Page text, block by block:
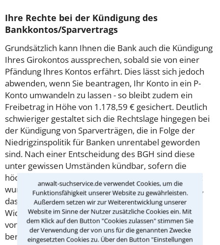
anwalt-suchservice.de verwendet Cookies, um die
Funktionsfähigkeit unserer Website zu gewährleisten.
Außerdem setzen wir zur Weiterentwicklung unserer
Website im Sinne der Nutzer zusätzliche Cookies ein. Mit
dem Klick auf den Button "Cookies zulassen" stimmen Sie
der Verwendung der von uns für die genannten Zwecke
eingesetzten Cookies zu. Über den Button "Einstellungen
Ihre Rechte bei der Kündigung des
Bankkontos/Sparvertrags
Grundsätzlich kann Ihnen die Bank auch die Kündigung
Ihres Girokontos aussprechen, sobald sie von einer
Pfändung Ihres Kontos erfährt. Dies lässt sich jedoch
abwenden, wenn Sie beantragen, Ihr Konto in ein P-
Konto umwandeln zu lassen - so bleibt zudem ein
Freibetrag in Höhe von 1.178,59 € gesichert. Deutlich
schwieriger gestaltet sich die Rechtslage hingegen bei
der Kündigung von Sparverträgen, die in Folge der
Niedrigzinspolitik für Banken unrentabel geworden
sind. Nach einer Entscheidung des BGH sind diese
unter gewissen Umständen kündbar, sofern die
höchste Prämienstufe zumindest einmal ausbezahlt
wurde. Jedoch haben bereits diverse Urteile gezeigt,
dass es sich im Einzelfall lohnen kann, hiergegen
Widerspruch einzulegen - lassen Sie sich am besten
von einem Rechtsanwalt für Bankrecht in Hannover
beraten!